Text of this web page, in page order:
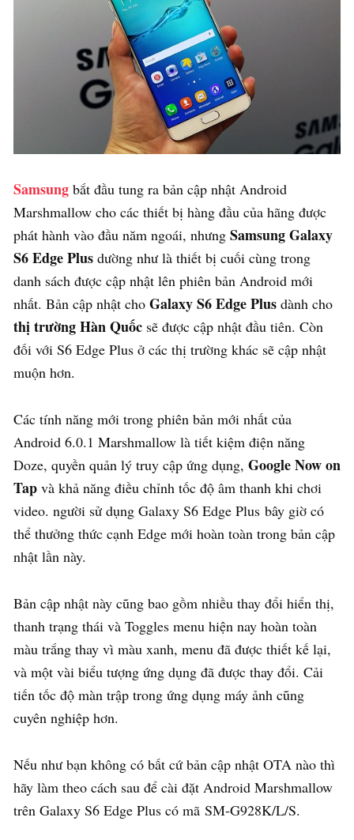
Samsung bắt đầu tung ra bản cập nhật Android
Marshmallow cho các thiết bị hàng đầu của hãng được
phát hành vào đầu năm ngoái, nhưng Samsung Galaxy
S6 Edge Plus dường như là thiết bị cuối cùng trong
danh sách được cập nhật lên phiên bản Android mới
nhất. Bản cập nhật cho Galaxy S6 Edge Plus dành cho
thị trường Hàn Quốc sẽ được cập nhật đầu tiên. Còn
đối với S6 Edge Plus ở các thị trường khác sẽ cập nhật
muộn hơn.
Các tính năng mới trong phiên bản mới nhất của
Android 6.0.1 Marshmallow là tiết kiệm điện năng
Doze, quyền quản lý truy cập ứng dụng, Google Now on
Tap và khả năng điều chỉnh tốc độ âm thanh khi chơi
video. người sử dụng Galaxy S6 Edge Plus bây giờ có
thể thưởng thức cạnh Edge mới hoàn toàn trong bản cập
nhật lần này.
Bản cập nhật này cũng bao gồm nhiều thay đổi hiển thị,
thanh trạng thái và Toggles menu hiện nay hoàn toàn
màu trắng thay vì màu xanh, menu đã được thiết kế lại,
và một vài biểu tượng ứng dụng đã được thay đổi. Cải
tiến tốc độ màn trập trong ứng dụng máy ảnh cũng
cuyên nghiệp hơn.
Nếu như bạn không có bất cứ bản cập nhật OTA nào thì
hãy làm theo cách sau để cài đặt Android Marshmallow
trên Galaxy S6 Edge Plus có mã SM-G928K/L/S.